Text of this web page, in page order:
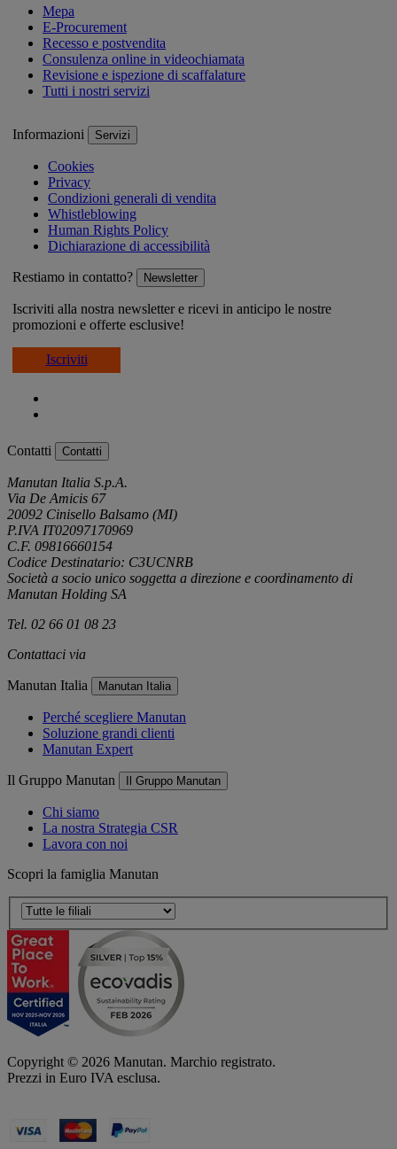
Mepa
E-Procurement
Recesso e postvendita
Consulenza online in videochiamata
Revisione e ispezione di scaffalature
Tutti i nostri servizi
Informazioni Servizi
Cookies
Privacy
Condizioni generali di vendita
Whistleblowing
Human Rights Policy
Dichiarazione di accessibilità
Restiamo in contatto? Newsletter
Iscriviti alla nostra newsletter e ricevi in anticipo le nostre
promozioni e offerte esclusive!
Iscriviti
Contatti Contatti
Manutan Italia S.p.A.
Via De Amicis 67
20092 Cinisello Balsamo (MI)
P.IVA IT02097170969
C.F. 09816660154
Codice Destinatario: C3UCNRB
Società a socio unico soggetta a direzione e coordinamento di
Manutan Holding SA
Tel. 02 66 01 08 23
Contattaci via
Manutan Italia Manutan Italia
Perché scegliere Manutan
Soluzione grandi clienti
Manutan Expert
Il Gruppo Manutan Il Gruppo Manutan
Chi siamo
La nostra Strategia CSR
Lavora con noi
Scopri la famiglia Manutan
Copyright © 2026 Manutan. Marchio registrato.
Prezzi in Euro IVA esclusa.